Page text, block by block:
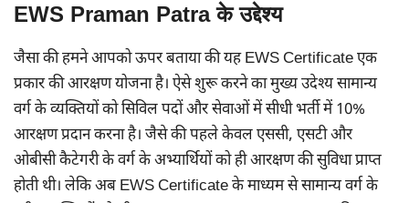
EWS Praman Patra के उद्देश्य
जैसा की हमने आपको ऊपर बताया की यह EWS Certificate एक
प्रकार की आरक्षण योजना है। ऐसे शुरू करने का मुख्य उदेश्य सामान्य
वर्ग के व्यक्तियों को सिविल पदों और सेवाओं में सीधी भर्ती में 10%
आरक्षण प्रदान करना है। जैसे की पहले केवल एससी, एसटी और
ओबीसी कैटेगरी के वर्ग के अभ्यार्थियों को ही आरक्षण की सुविधा प्राप्त
होती थी। लेकि अब EWS Certificate के माध्यम से सामान्य वर्ग के